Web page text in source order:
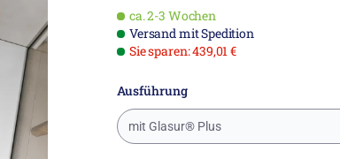
ca. 2-3 Wochen
Versand mit Spedition
Sie sparen: 439,01 €
Ausführung
mit Glasur® Plus